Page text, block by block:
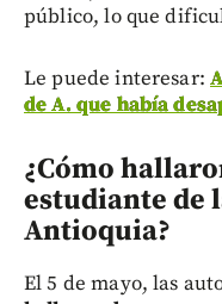
público, lo que
Le puede interesar:
de A. que había
¿Cómo
estudiante de
Antioquia?
El 5 de mayo, las